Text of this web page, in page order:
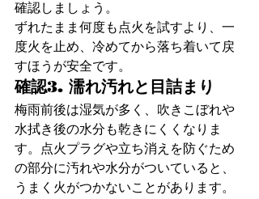
確認しましょう。
ずれたまま何度も点火を試すより、一
度火を止め、冷めてから落ち着いて戻
すほうが安全です。
確認3. 濡れ汚れと目詰まり
梅雨前後は湿気が多く、吹きこぼれや
水拭き後の水分も乾きにくくなりま
す。点火プラグや立ち消えを防ぐため
の部分に汚れや水分がついていると、
うまく火がつかないことがあります。